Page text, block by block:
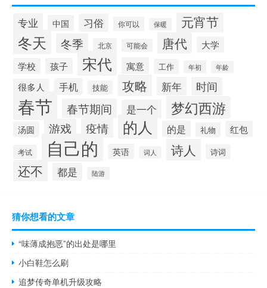
专业 中国 习俗 你可以 保暖 元宵节
冬天 冬季 北京 可能会 唐代
大学
学校
孩子 宋代 寓意 工作 年初 年龄
很多人 手机 技能 攻略 新年 时间
春节 春节期间 是一个 梦幻西游
汤圆 游戏 疫情 的人 的是 礼物 红包
考试 自己的 英语 词人 诗人 诗词
还不 都是 陆游
猜你想看的文章
“味薄成抱恶”的出处是哪里
小白鞋怎么刷
追梦传奇单机升级攻略